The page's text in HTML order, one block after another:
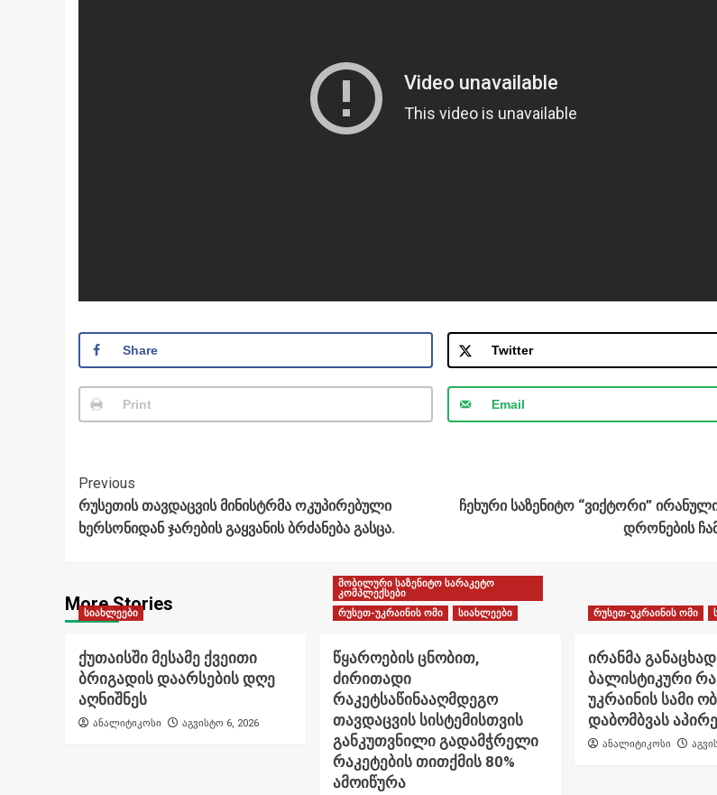
Share Twitter
Print Email
Post
Navigation
Previous
რუსეთის თავდაცვის მინისტრმა ოკუპირებული
ხერსონიდან ჯარების გაყვანის ბრძანება გასცა.
ჩეხური საზენიტო “ვიქტორი”
დრონების
More Stories
სიახლეები
ქუთაისში მესამე ქვეითი
ბრიგადის დაარსების დღე
აღნიშნეს
ანალიტიკოსი აგვისტო 6, 2026
მობილური საზენიტო სარაკეტო
კომპლექსები
რუსეთ-უკრაინის ომი
სიახლეები
წყაროების ცნობით,
ძირითადი
რაკეტსაწინააღმდეგო
თავდაცვის სისტემისთვის
განკუთვნილი გადამჭრელი
რაკეტების თითქმის 80%
ამოიწურა
რუსეთ-უკრაინის ომი
ირანმა
ბალისტიკური
უკრაინის სამი
დაბომბვას
ანალიტიკოსი